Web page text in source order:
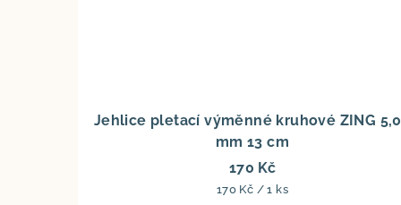
Jehlice pletací výměnné kruhové ZING
mm 13 cm
170 Kč
Měrná
170 Kč / 1 ks